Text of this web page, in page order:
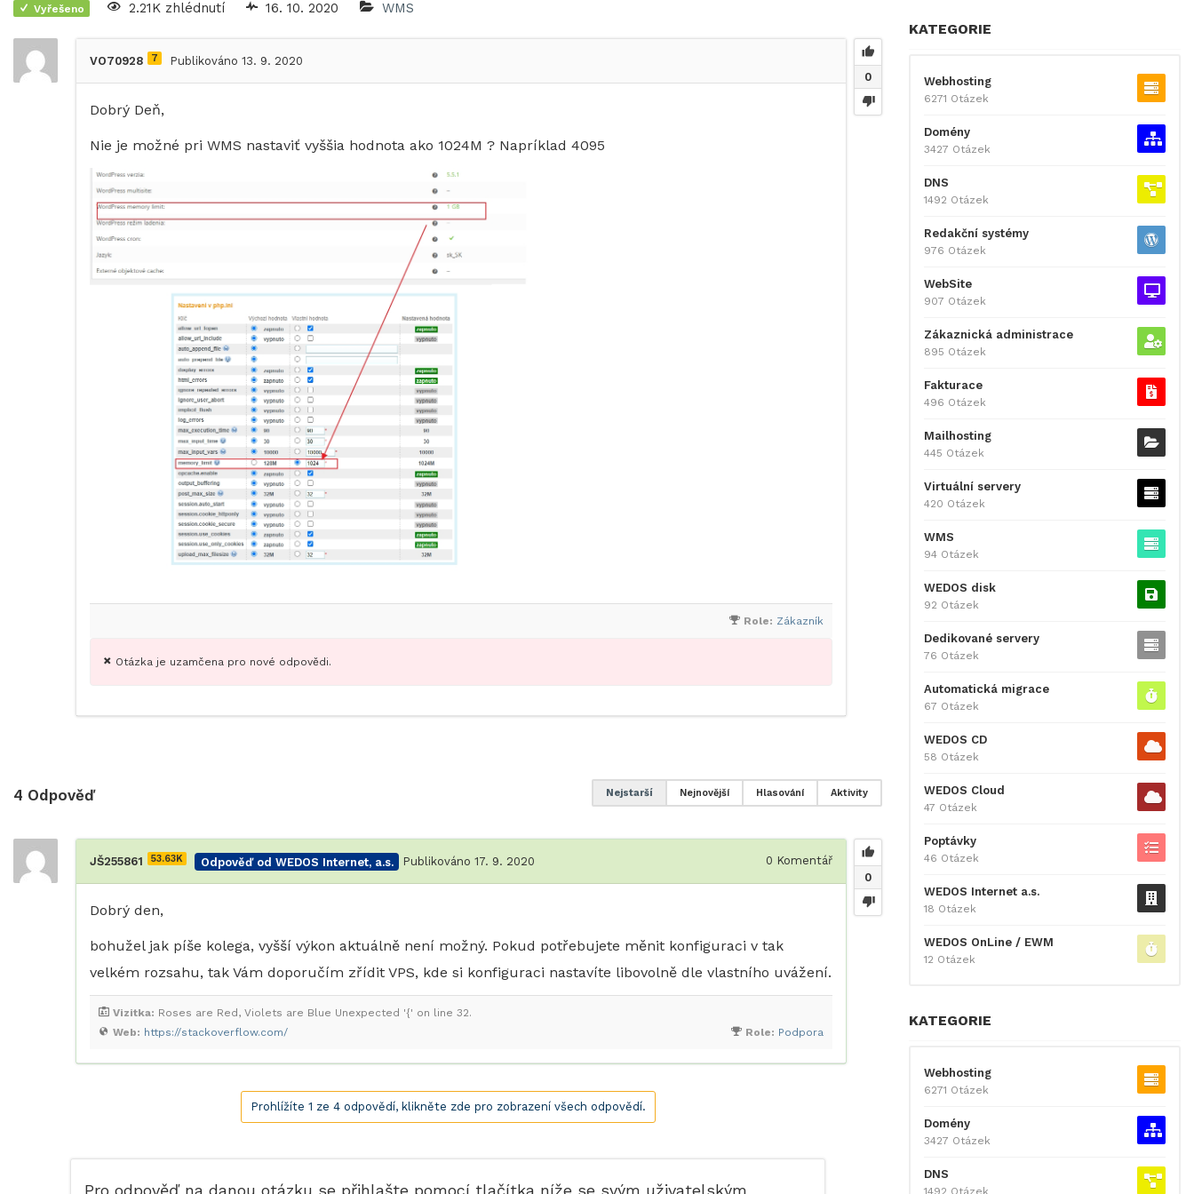
Vyřešeno 2.21K zhlédnutí 16. 10. 2020 WMS
0
VO70928 7 Publikováno 13. 9. 2020
Dobrý Deň,
Nie je možné pri WMS nastaviť vyššia hodnota ako 1024M ? Napríklad 4095
Role: Zákazník
Otázka je uzamčena pro nové odpovědi.
4 Odpověď Aktivity
Hlasování
Nejnovější
Nejstarší
0
JŠ255861 53.63K Odpověď od WEDOS Internet, a.s. Publikováno 17. 9. 2020 0 Komentář
Dobrý den,
bohužel jak píše kolega, vyšší výkon aktuálně není možný. Pokud potřebujete měnit konfiguraci v tak
velkém rozsahu, tak Vám doporučím zřídit VPS, kde si konfiguraci nastavíte libovolně dle vlastního uvážení.
Role: Podpora
Web: https://stackoverflow.com/
Vizitka: Roses are Red, Violets are Blue Unexpected '{' on line 32.
Prohlížíte 1 ze 4 odpovědí, klikněte zde pro zobrazení všech odpovědí.
Pro odpověď na danou otázku se přihlašte pomocí tlačítka níže se svým uživatelským
KATEGORIE
Webhosting
6271 Otázek
Domény
3427 Otázek
DNS
1492 Otázek
Redakční systémy
976 Otázek
WebSite
907 Otázek
Zákaznická administrace
895 Otázek
Fakturace
496 Otázek
Mailhosting
445 Otázek
Virtuální servery
420 Otázek
WMS
94 Otázek
WEDOS disk
92 Otázek
Dedikované servery
76 Otázek
Automatická migrace
67 Otázek
WEDOS CD
58 Otázek
WEDOS Cloud
47 Otázek
Poptávky
46 Otázek
WEDOS Internet a.s.
18 Otázek
WEDOS OnLine / EWM
12 Otázek
KATEGORIE
Webhosting
6271 Otázek
Domény
3427 Otázek
DNS
1492 Otázek